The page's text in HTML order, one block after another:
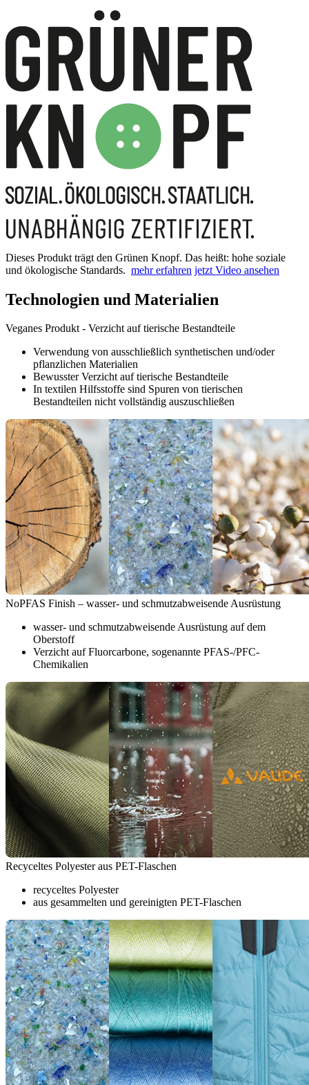
Dieses Produkt trägt den Grünen Knopf. Das heißt: hohe soziale
und ökologische Standards. mehr erfahren jetzt Video ansehen
Technologien und Materialien
Veganes Produkt - Verzicht auf tierische Bestandteile
Verwendung von ausschließlich synthetischen und/oder
pflanzlichen Materialien
Bewusster Verzicht auf tierische Bestandteile
In textilen Hilfsstoffe sind Spuren von tierischen
Bestandteilen nicht vollständig auszuschließen
NoPFAS Finish – wasser- und schmutzabweisende Ausrüstung
wasser- und schmutzabweisende Ausrüstung auf dem
Oberstoff
Verzicht auf Fluorcarbone, sogenannte PFAS-/PFC-
Chemikalien
Recyceltes Polyester aus PET-Flaschen
recyceltes Polyester
aus gesammelten und gereinigten PET-Flaschen